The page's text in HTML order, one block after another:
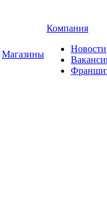
Магазины
Компания
Новости